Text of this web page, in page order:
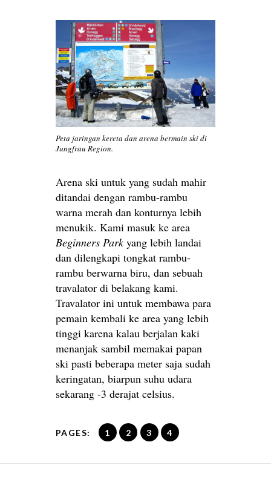
Peta jaringan kereta dan arena bermain ski di
Jungfrau Region.
Arena ski untuk yang sudah mahir
ditandai dengan rambu-rambu
warna merah dan konturnya lebih
menukik. Kami masuk ke area
Beginners Parkyang lebih landai
dan dilengkapi tongkat rambu-
rambu berwarna biru, dan sebuah
travalator di belakang kami.
Travalator ini untuk membawa para
pemain kembali ke area yang lebih
tinggi karena kalau berjalan kaki
menanjak sambil memakai papan
ski pasti beberapa meter saja sudah
keringatan, biarpun suhu udara
sekarang -3 derajat celsius.
PAGES: 1 2 3 4